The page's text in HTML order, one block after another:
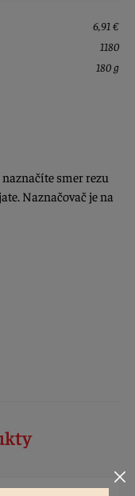
6,91 €
1180
180 g
smer rezu
Naznačovač je na